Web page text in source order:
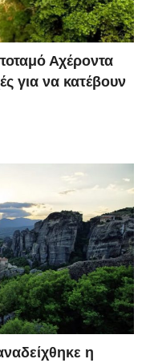
Αχέροντα
για να κατέβουν
η